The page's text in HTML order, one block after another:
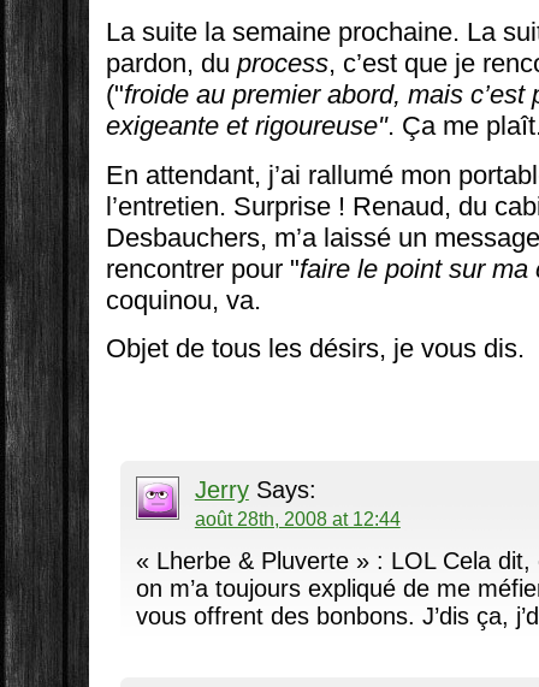
La suite la semaine prochaine. La
pardon, duprocess, c’est que je
("froide au premier abord, mais c’est
exigeante et rigoureuse". Ça me
En attendant, j’ai rallumé mon
l’entretien. Surprise ! Renaud, du
Desbauchers, m’a laissé un
rencontrer pour "faire le point sur ma
coquinou, va.
Objet de tous les désirs, je vous dis.
JerrySays:
août 28th, 2008 at 12:44
« Lherbe & Pluverte » : LOL Cela dit,
on m’a toujours expliqué de me
vous offrent des bonbons. J’dis ça,